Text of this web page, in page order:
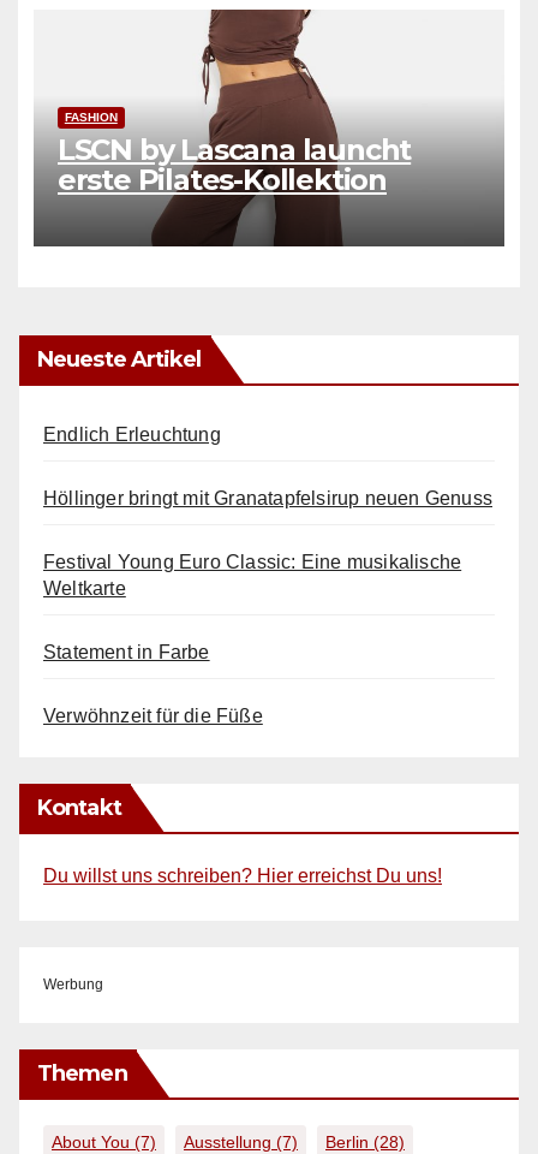
FASHION
LSCN by Lascana launcht
erste Pilates-Kollektion
Neueste Artikel
Endlich Erleuchtung
Höllinger bringt mit Granatapfelsirup neuen Genuss
Festival Young Euro Classic: Eine musikalische
Weltkarte
Statement in Farbe
Verwöhnzeit für die Füße
Kontakt
Du willst uns schreiben? Hier erreichst Du uns!
Werbung
Themen
About You (7) Ausstellung (7) Berlin (28)